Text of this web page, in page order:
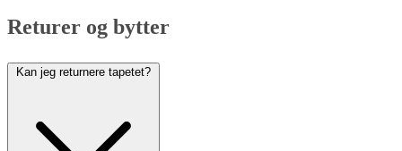
Returer og bytter
Kan jeg returnere tapetet?